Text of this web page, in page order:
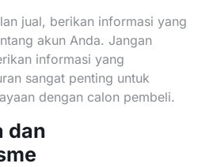
jual, berikan informasi yang
akun Anda. Jangan
informasi yang
sangat penting untuk
dengan calon pembeli.
dan